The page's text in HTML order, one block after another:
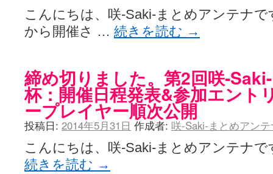
こんにちは、咲-Saki-まとめアンテナで
から開催さ … 続きを読む →
締め切りました。第2回咲-
杯：開催日程発表&参加エント
ープレイヤー順次公開
投稿日: 2014年5月31日 作成者: 咲-Saki-まとめアン
こんにちは、咲-Saki-まとめアンテナ
続きを読む →